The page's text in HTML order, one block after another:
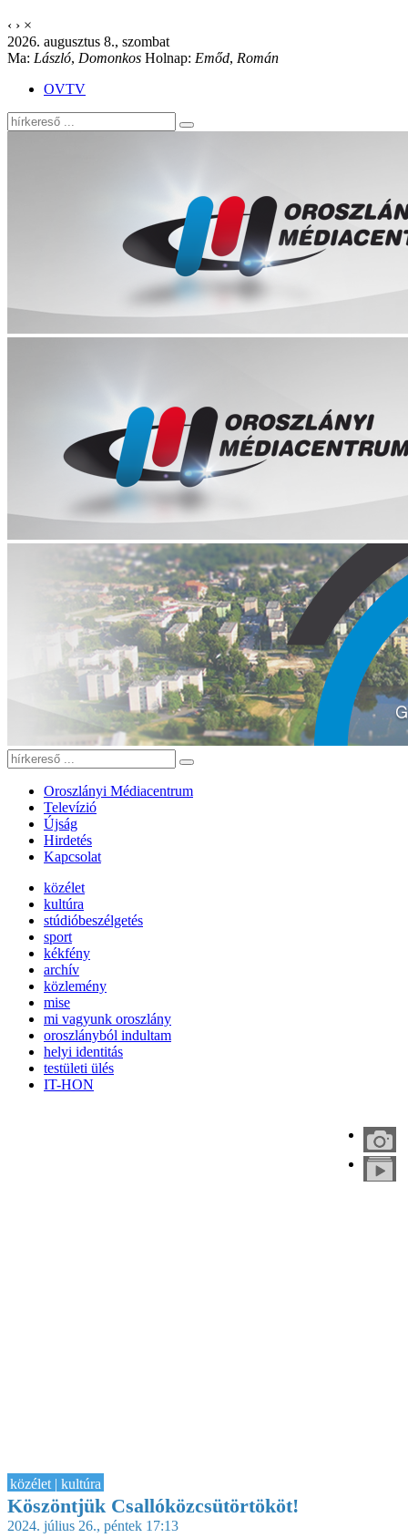
‹ › ×
2026. augusztus 8., szombat
Ma: László, Domonkos Holnap: Emőd, Román
OVTV
Oroszlányi Médiacentrum
Televízió
Újság
Hirdetés
Kapcsolat
közélet
kultúra
stúdióbeszélgetés
sport
kékfény
archív
közlemény
mise
mi vagyunk oroszlány
oroszlányból indultam
helyi identitás
testületi ülés
IT-HON
közélet | kultúra
Köszöntjük Csallóközcsütörtököt!
2024. július 26., péntek 17:13